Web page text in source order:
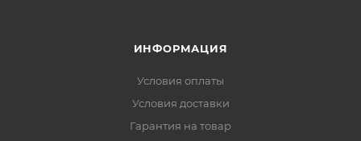
ИНФОРМАЦИЯ
Условия оплаты
Условия доставки
Гарантия на товар